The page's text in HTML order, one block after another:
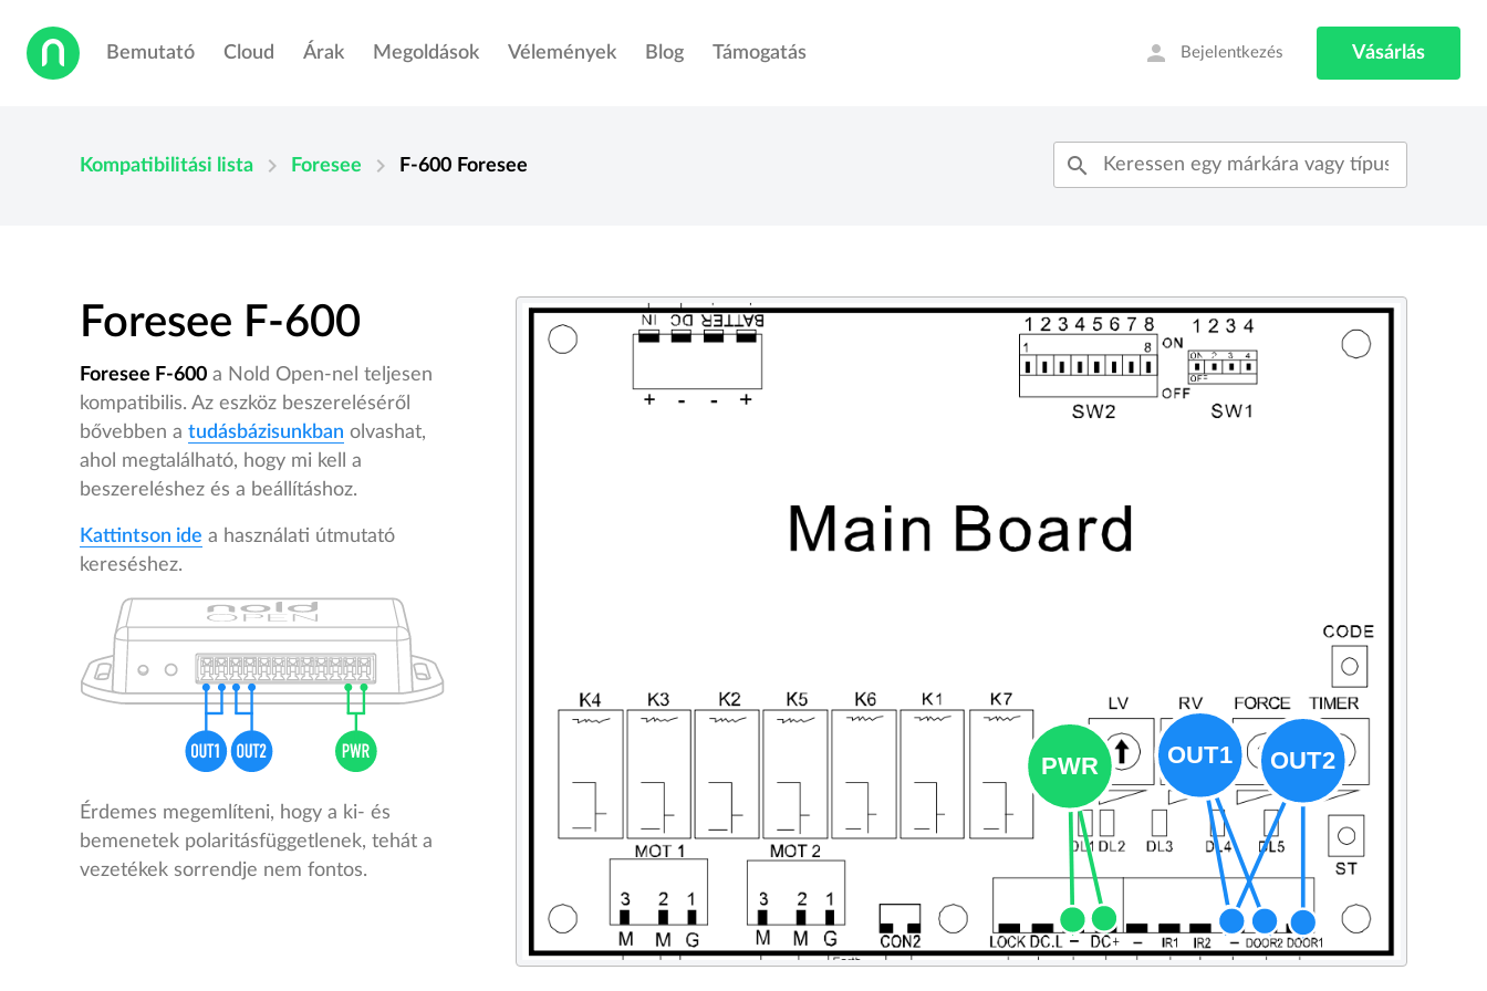
Bemutató Cloud Árak Megoldások Vélemények Blog Támogatás person Bejelentkezés Vásárlás
Kompatibilitási lista chevron_right Foresee chevron_right F-600 Foresee search
Foresee F-600
Foresee F-600 a Nold Open-nel teljesen
kompatibilis. Az eszköz beszereléséről
bővebben a tudásbázisunkban olvashat,
ahol megtalálható, hogy mi kell a
beszereléshez és a beállításhoz.
Kattintson ide a használati útmutató
kereséshez.
Érdemes megemlíteni, hogy a ki- és
bemenetek polaritásfüggetlenek, tehát a
vezetékek sorrendje nem fontos.